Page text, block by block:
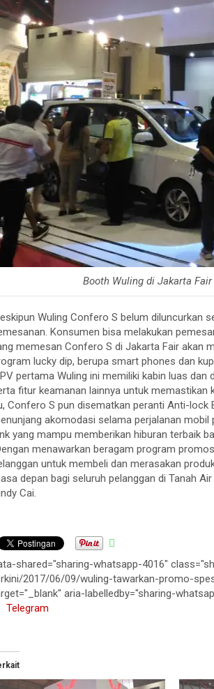
Booth Wuling di Jakarta
Wuling Confero S belum diluncurkan
Konsumen bisa melakukan
memesan Confero S di Jakarta Fair akan
lucky dip, berupa smart phones dan
pertama Wuling ini memiliki kabin luas
fitur keamanan lainnya untuk memastikan
Confero S pun disematkan peranti Anti-lock
akomodasi selama perjalanan mobil
yang mampu memberikan hiburan terbaik
menawarkan beragam program
untuk membeli dan merasakan
depan bagi seluruh pelanggan di Tanah
Cai.
shared="sharing-whatsapp-4016"
2017/06/09/wuling-tawarkan-promo-
aria-labelledby="sharing-
Telegram